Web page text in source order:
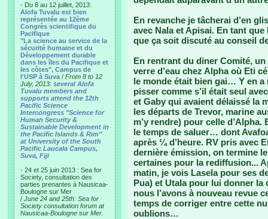
- Du 8 au 12 juillet, 2013:
Alofa Tuvalu est bien
représentée au 12ème
Congrès scientifique du
Pacifique
"La science au service de la
sécurité humaine et du
Développement durable
dans les îles du Pacifique et
les côtes", Campus de
l'USP à Suva / From 8 to 12
July, 2013: several Alofa
Tuvalu members and
supports attend the 12th
Pacific Science
Intercongress "Science for
Human Security &
Sustainable Development in
the Pacific Islands & Rim"
at University of the South
Pacific Laucala Campus,
Suva, Fiji
- 24 et 25 juin 2013 : Sea for
Society, consultation des
parties prenantes à Nausicaa-
Boulogne sur Mer
/ June 24 and 25th: Sea for
Society consultation forum at
Nausicaa-Boulogne sur Mer.
En revanche je tâcherai d’en
avec Nala et Apisai. En tant
que ça soit discuté au conseil
En rentrant du diner Comité,
verre d’eau chez Alpha où Eti
le monde était bien gai… Y en
pisser comme s’il était seul
et Gaby qui avaient délaissé la
les départs de Trevor, marine
m’y rendre) pour celle d’Alpha.
le temps de saluer… dont
après ¼ d’heure. RV pris avec
dernière émission, on termine
certaines pour la rediffusion...
matin, je vois Lasela pour ses
Pua) et Utala pour lui donner
nous l’avons à nouveau revue
temps de corriger entre cette
oublions…